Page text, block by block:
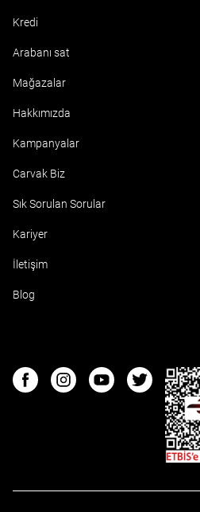
Kredi
Arabanı sat
Mağazalar
Hakkımızda
Kampanyalar
Carvak Biz
Sık Sorulan Sorular
Kariyer
İletişim
Blog
FacebookInstagramYoutubeTwitter
ETBIS